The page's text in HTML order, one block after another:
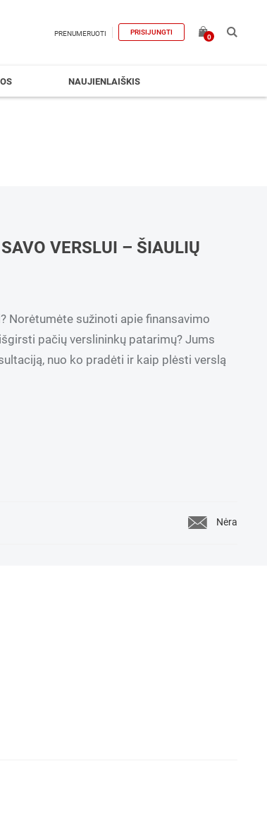
PRENUMERUOTI PRISIJUNGTI
0
NAUJIENLAIŠKIS
VERSLUI – ŠIAULIŲ
Norėtumėte sužinoti apie finansavimo
pačių verslininkų patarimų? Jums
nuo ko pradėti ir kaip plėsti verslą
Nėra